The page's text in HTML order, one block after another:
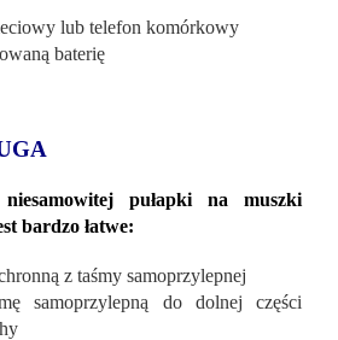
lub telefon komórkowy
baterię
pułapki na muszki
bardzo łatwe:
z taśmy samoprzylepnej
samoprzylepną do dolnej części